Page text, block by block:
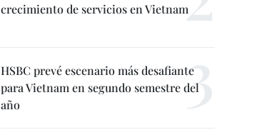
crecimiento de servicios en Vietnam
HSBC prevé escenario más desafiante
para Vietnam en segundo semestre del
año